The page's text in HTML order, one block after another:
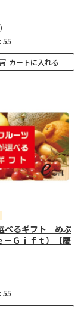
55
カートに入れる
べるギフト めぶ
－Ｇｉｆｔ）【慶
55